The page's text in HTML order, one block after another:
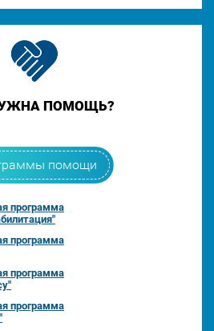
ПОМОЩЬ?
помощи
программа
программа
программа
программа